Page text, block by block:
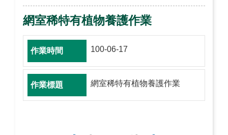
網室稀特有植物養護作業
100-06-17
網室稀特有植物養護作業